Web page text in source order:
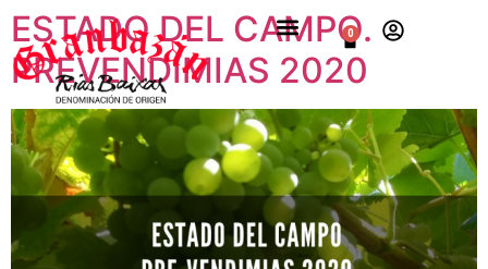
0
ESTADO DEL CAMPO.
PREVENDIMIAS 2020